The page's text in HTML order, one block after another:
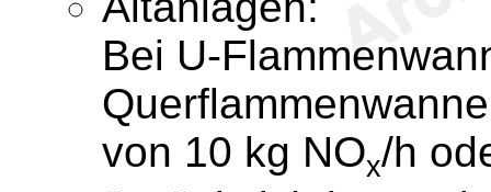
Bei U-
von 10 kg NOx/h